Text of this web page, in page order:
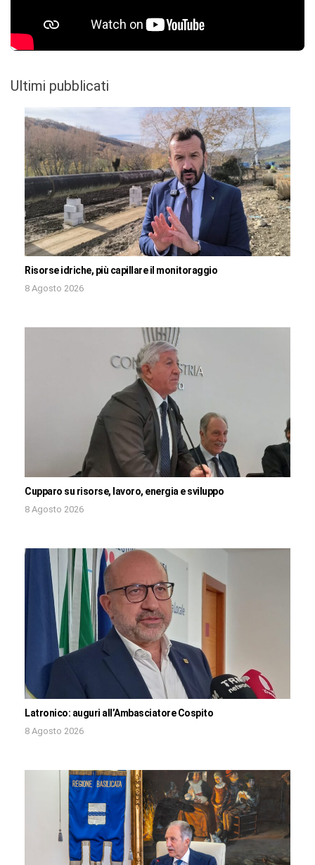
Ultimi pubblicati
Risorse idriche, più capillare il monitoraggio
8 Agosto 2026
Cupparo su risorse, lavoro, energia e sviluppo
8 Agosto 2026
Latronico: auguri all’Ambasciatore Cospito
8 Agosto 2026